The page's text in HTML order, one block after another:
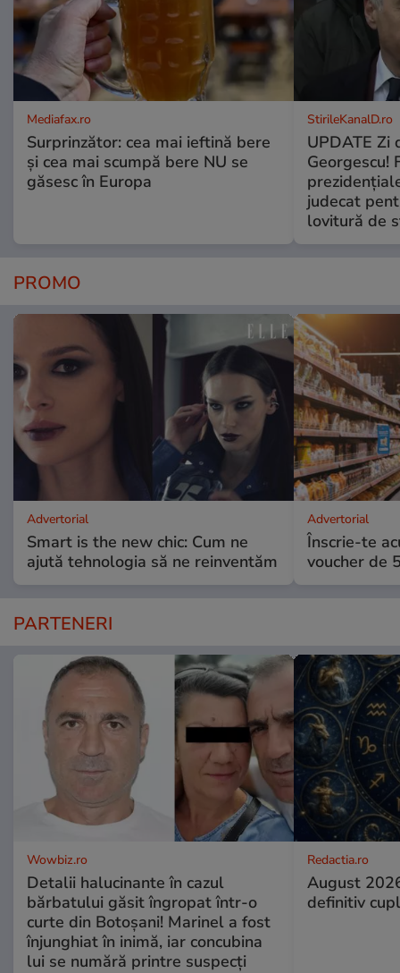
Mediafax.ro
Surprinzător: cea mai ieftină bere
și cea mai scumpă bere NU se
găsesc în Europa
StirileKanalD.ro
UPDATE Zi
Georgescu!
judecat
lovitură de
PROMO
Advertorial
Smart is the new chic: Cum ne
ajută tehnologia să ne reinventăm
Advertorial
Înscrie-te
voucher de
PARTENERI
Wowbiz.ro
Detalii halucinante în cazul
bărbatului găsit îngropat într-o
curte din Botoșani! Marinel a fost
înjunghiat în inimă, iar concubina
lui se numără printre suspecți
Redactia.ro
August
definitiv